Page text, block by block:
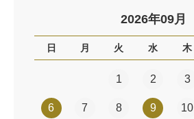
2026年09月
日 月 火 水 木
1 2 3
6 7 8 9 10